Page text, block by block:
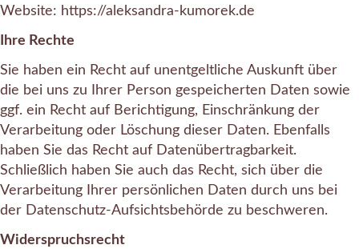
Website: https://aleksandra-kumorek.de
Ihre Rechte
Sie haben ein Recht auf unentgeltliche Auskunft über
die bei uns zu Ihrer Person gespeicherten Daten sowie
ggf. ein Recht auf Berichtigung, Einschränkung der
Verarbeitung oder Löschung dieser Daten. Ebenfalls
haben Sie das Recht auf Datenübertragbarkeit.
Schließlich haben Sie auch das Recht, sich über die
Verarbeitung Ihrer persönlichen Daten durch uns bei
der Datenschutz-Aufsichtsbehörde zu beschweren.
Widerspruchsrecht